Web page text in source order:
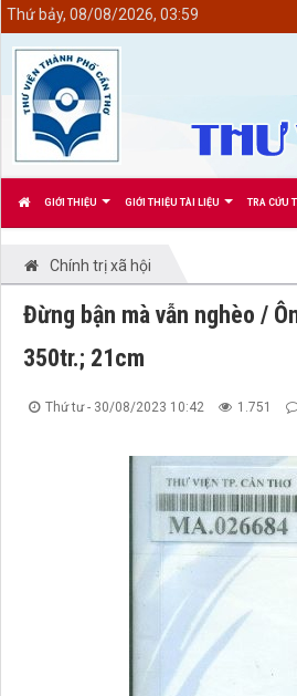
GIỚI THIỆU GIỚI THIỆU TÀI LIỆU TRA CỨU
Thứ bảy, 08/08/2026, 03:59
Chính trị xã hội
Đừng bận mà vẫn nghèo /
350tr.; 21cm
Thứ tư - 30/08/2023 10:42 1.751
<